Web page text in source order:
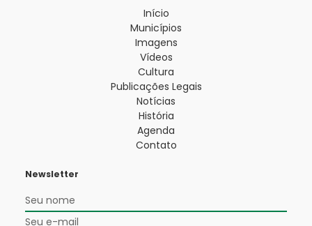
Início
Municípios
Imagens
Vídeos
Cultura
Publicações Legais
Notícias
História
Agenda
Contato
Newsletter